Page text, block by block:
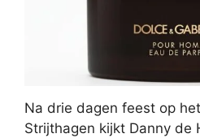
Na drie dagen feest op
Strijthagen kijkt Danny de